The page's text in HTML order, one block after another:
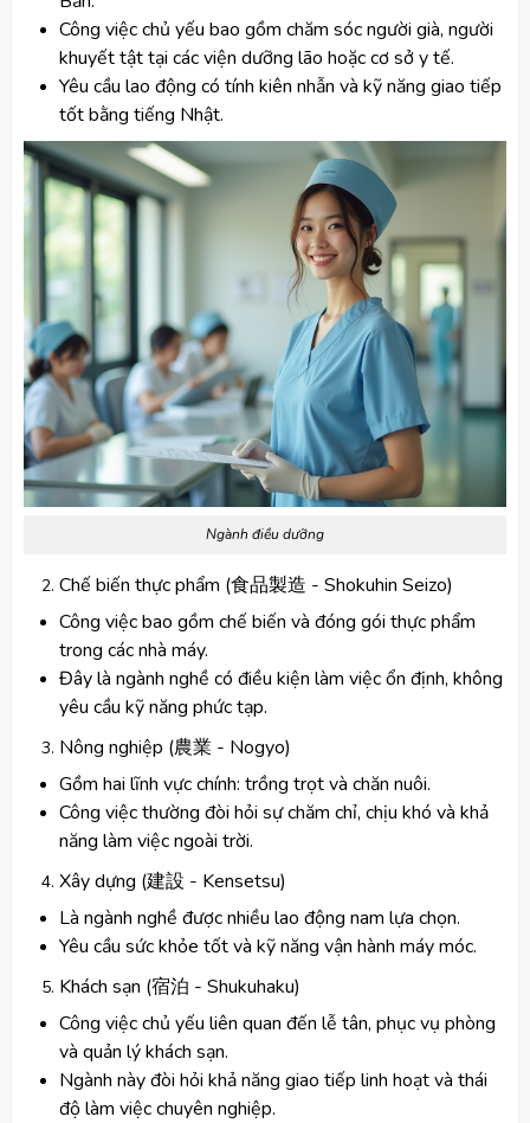
Công việc chủ yếu bao gồm chăm sóc người già, người
khuyết tật tại các viện dưỡng lão hoặc cơ sở y tế.
Yêu cầu lao động có tính kiên nhẫn và kỹ năng giao tiếp
tốt bằng tiếng Nhật.
Ngành điều dưỡng
Chế biến thực phẩm (食品製造 - Shokuhin Seizo)
Công việc bao gồm chế biến và đóng gói thực phẩm
trong các nhà máy.
Đây là ngành nghề có điều kiện làm việc ổn định, không
yêu cầu kỹ năng phức tạp.
Nông nghiệp (農業 - Nogyo)
Gồm hai lĩnh vực chính: trồng trọt và chăn nuôi.
Công việc thường đòi hỏi sự chăm chỉ, chịu khó và khả
năng làm việc ngoài trời.
Xây dựng (建設 - Kensetsu)
Là ngành nghề được nhiều lao động nam lựa chọn.
Yêu cầu sức khỏe tốt và kỹ năng vận hành máy móc.
Khách sạn (宿泊 - Shukuhaku)
Công việc chủ yếu liên quan đến lễ tân, phục vụ phòng
và quản lý khách sạn.
Ngành này đòi hỏi khả năng giao tiếp linh hoạt và thái
độ làm việc chuyên nghiệp.